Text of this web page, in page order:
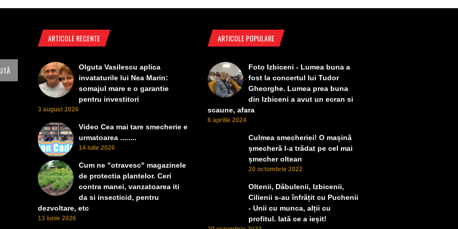
ARTICOLE RECENTE
Olguta Vasilescu aplica
invataturile lui Nea Marin:
somajul mare e o garantie
pentru investitori
3 august 2026
Video Cea mai tare smecherie e
urmatoarea ........
14 iulie 2026
Cum ne "otravesc" magazinele
de protectia plantelor. Ceri
contra manei, vanzatoarea iti
da si insecticid, pentru
dezvoltare, etc
13 iunie 2026
ARTICOLE POPULARE
Foto Izbiceni - Lumea buna a
fost la concertul lui Tudor
Gheorghe. Lumea prea buna
din Izbiceni a avut un ecran si
scaune, afara
6 aprilie 2024
Culmea smecheriei! O mașină
șmecheră l-a trădat pe cel mai
șmecher oltean
20 octombrie 2022
Oltenii, Dăbulenii, Izbicenii,
Cilienii s-au înfrățit cu Puchenii
- Unii cu munca, alții cu
profitul. Iată ce a ieșit!